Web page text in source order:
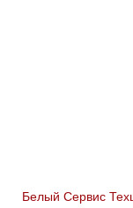
Белый Сервис